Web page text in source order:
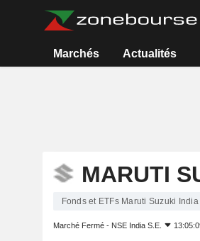
Marchés Actualités
MARUTI
Fonds et ETFs Maruti Suzuki India
Marché Fermé - NSE India S.E.